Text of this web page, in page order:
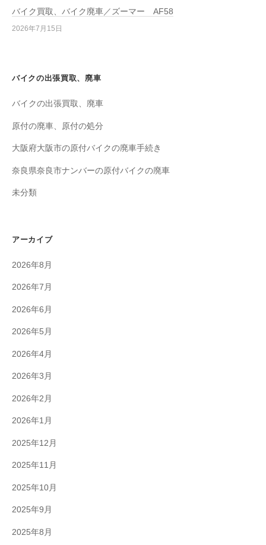
バイク買取、バイク廃車／ズーマー AF58
2026年7月15日
バイクの出張買取、廃車
バイクの出張買取、廃車
原付の廃車、原付の処分
大阪府大阪市の原付バイクの廃車手続き
奈良県奈良市ナンバーの原付バイクの廃車
未分類
アーカイブ
2026年8月
2026年7月
2026年6月
2026年5月
2026年4月
2026年3月
2026年2月
2026年1月
2025年12月
2025年11月
2025年10月
2025年9月
2025年8月